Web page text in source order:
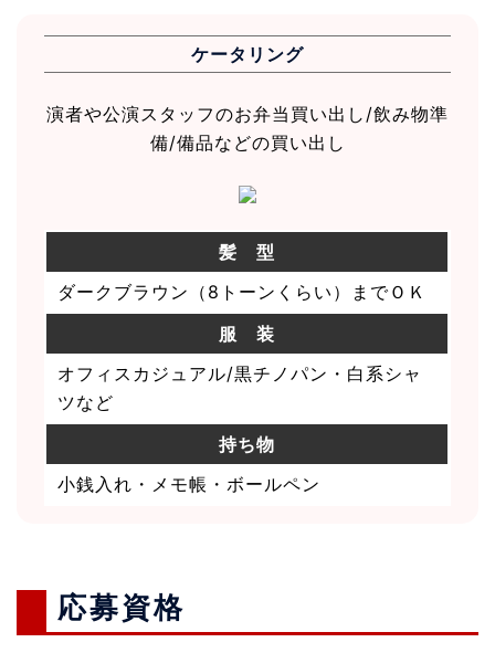
ケータリング
演者や公演スタッフのお弁当買い出し/飲み物準
備/備品などの買い出し
髪 型
ダークブラウン（8トーンくらい）までＯＫ
服 装
オフィスカジュアル/黒チノパン・白系シャ
ツなど
持ち物
小銭入れ・メモ帳・ボールペン
応募資格